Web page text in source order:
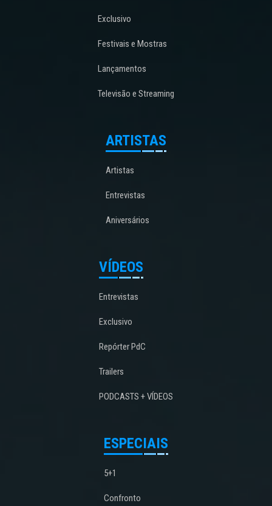
Exclusivo
Festivais e Mostras
Lançamentos
Televisão e Streaming
ARTISTAS
Artistas
Entrevistas
Aniversários
VÍDEOS
Entrevistas
Exclusivo
Repórter PdC
Trailers
PODCASTS + VÍDEOS
ESPECIAIS
5+1
Confronto